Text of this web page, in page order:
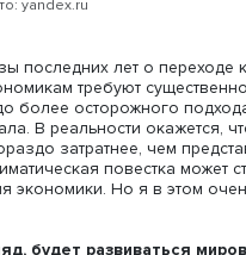
как
создать для
дискриминацию.